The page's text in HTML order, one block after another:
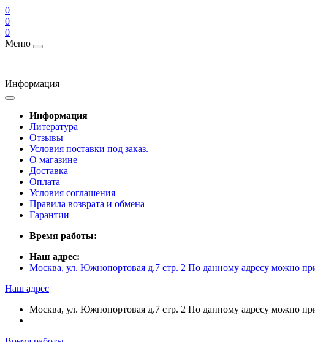
0
0
0
Меню
Информация
Информация
Литература
Отзывы
Условия поставки под заказ.
О магазине
Доставка
Оплата
Условия соглашения
Правила возврата и обмена
Гарантии
Время работы:
Наш адрес:
Москва, ул. Южнопортовая д.7 стр. 2 По данному адресу можно
Наш адрес
Москва, ул. Южнопортовая д.7 стр. 2 По данному адресу можно